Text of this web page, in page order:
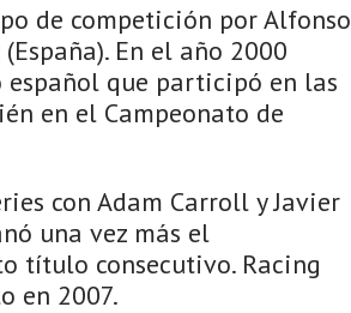
de competición por Alfonso
En el año 2000
que participó en las
en el Campeonato de
con Adam Carroll y Javier
una vez más el
título consecutivo. Racing
en 2007.